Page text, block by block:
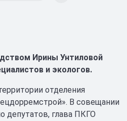
Ирины Унтиловой
и экологов.
отделения
В совещании
депутатов, глава ПКГО